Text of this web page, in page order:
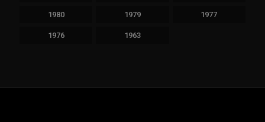
1980 1979 1977
1976 1963